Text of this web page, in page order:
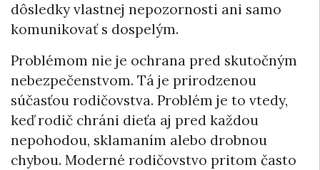
dôsledky vlastnej nepozornosti ani samo
komunikovať s dospelým.
Problémom nie je ochrana pred skutočným
nebezpečenstvom. Tá je prirodzenou
súčasťou rodičovstva. Problém je to vtedy,
keď rodič chráni dieťa aj pred každou
nepohodou, sklamaním alebo drobnou
chybou. Moderné rodičovstvo pritom často